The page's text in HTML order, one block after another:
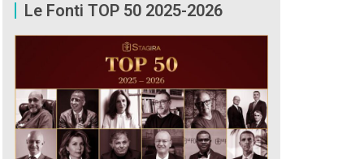
Le Fonti TOP 50 2025-2026